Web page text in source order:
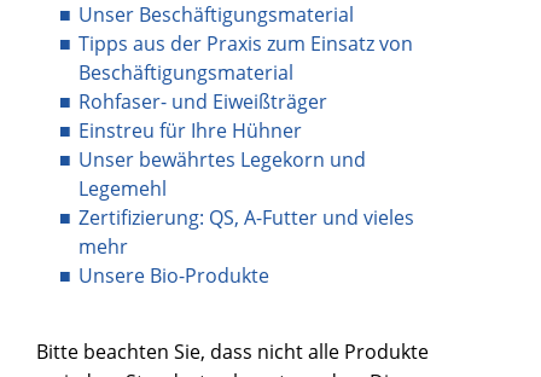
Unser Beschäftigungsmaterial
Tipps aus der Praxis zum Einsatz von
Beschäftigungsmaterial
Rohfaser- und Eiweißträger
Einstreu für Ihre Hühner
Unser bewährtes Legekorn und
Legemehl
Zertifizierung: QS, A-Futter und vieles
mehr
Unsere Bio-Produkte
Bitte beachten Sie, dass nicht alle Produkte